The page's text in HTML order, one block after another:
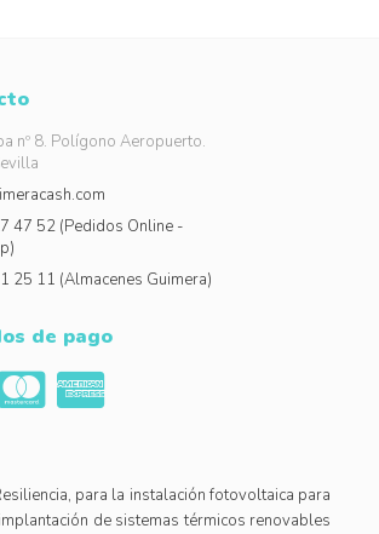
nº 8. Polígono Aeropuerto.
47 52 (Pedidos Online -
25 11 (Almacenes Guimera)
de pago
para la instalación fotovoltaica para
de sistemas térmicos renovables